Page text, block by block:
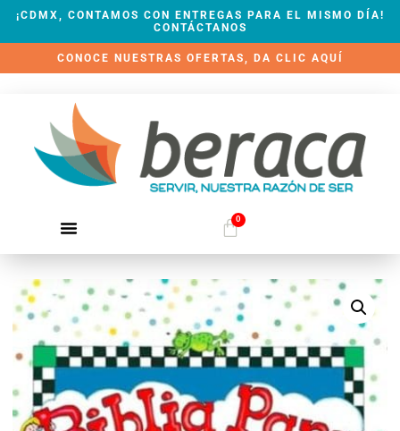
¡CDMX, CONTAMOS CON ENTREGAS PARA EL MISMO DÍA!
CONTÁCTANOS
CONOCE NUESTRAS OFERTAS, DA CLIC AQUÍ
0